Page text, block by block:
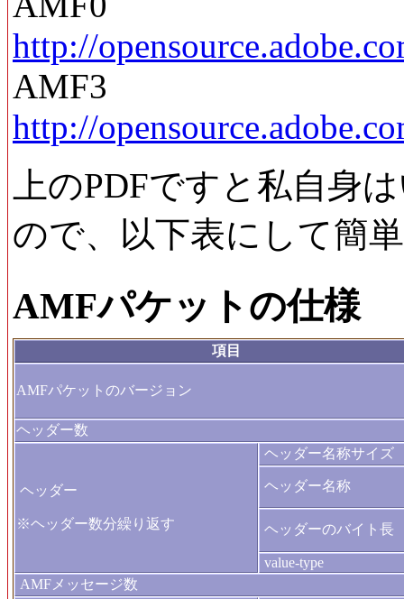
http://
AMF3
http://
上のPDFですと私自身
ので、以下表にして簡
AMFパケットの仕様
項目
AMFパケットのバージョン
ヘッダー数
ヘッダー
※ヘッダー数分繰り返す
ヘッダー名称サイズ
ヘッダー名称
ヘッダーのバイト長
value-type
AMFメッセージ数